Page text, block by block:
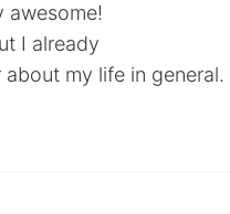
awesome!
I already
my life in